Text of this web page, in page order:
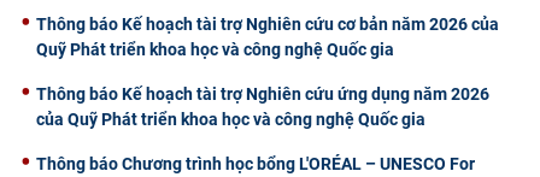
Thông báo Kế hoạch tài trợ Nghiên cứu cơ bản năm 2026 của
Quỹ Phát triển khoa học và công nghệ Quốc gia
Thông báo Kế hoạch tài trợ Nghiên cứu ứng dụng năm 2026
của Quỹ Phát triển khoa học và công nghệ Quốc gia
Thông báo Chương trình học bổng L'ORÉAL – UNESCO For